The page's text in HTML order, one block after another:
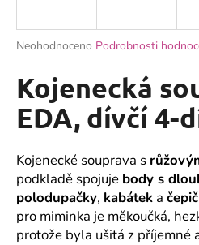
Průměrné
produktu
je
0,0
hvězdiček.
Neohodnoceno Podrobnosti
Kojenecká
EDA, dívčí 4-
Kojenecké souprava s
podkladě spojuje body s
polodupačky, kabátek a
pro miminka je měkoučká,
protože byla ušitá z příjemné
j
t
?
HLEDAT